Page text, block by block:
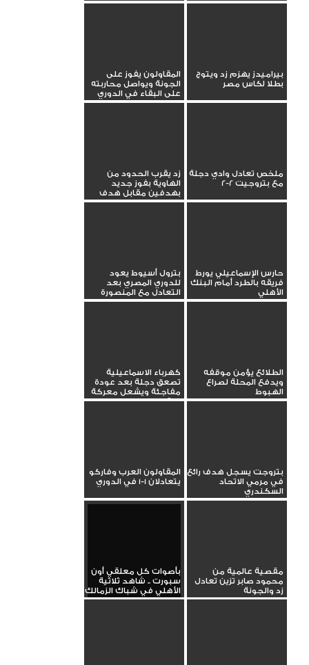
بيراميدز يهزم زد ويتوج
بطلا لكاس مصر
المقاولون يفوز على
الجونة ويواصل محاربته
على البقاء في الدوري
ملخص تعادل وادي دجلة
مع بتروجيت 2-2
زد يقرب الحدود من
الهاوية بفوز جديد
بهدفين مقابل هدف
حارس الإسماعيلي يورط
فريقه بالطرد أمام البنك
الأهلي
بترول أسيوط يعود
للدوري المصري بعد
التعادل مع المنصورة
الطلائع يؤمن موقفه
ويدفع المحلة لصراع
الهبوط
كهرباء الاسماعيلية
تصعق دجلة بعد عودة
مفاجئة ويشعل معركة
البقاء
بتروجت يسجل هدف رائع
في مرمي الاتحاد
السكندري
المقاولون العرب وفاركو
يتعادلان 1-1 في الدوري
مقصية عالمية من
محمود صابر تزين تعادل
زد والجونة
بأصوات كل معلقي أون
سبورت .. شاهد ثلاثية
الأهلي في شباك الزمالك